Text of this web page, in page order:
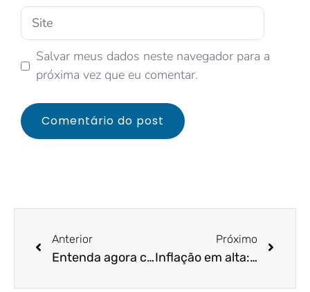
Salvar meus dados neste navegador para a
próxima vez que eu comentar.
Anterior
Entenda agora como otimizar sua gestão e como ter mais lucratividade em sua empresa
Próximo
Inflação em alta: acompanhe as expectativas e antecipe-se em relação às instabilidades no mercado